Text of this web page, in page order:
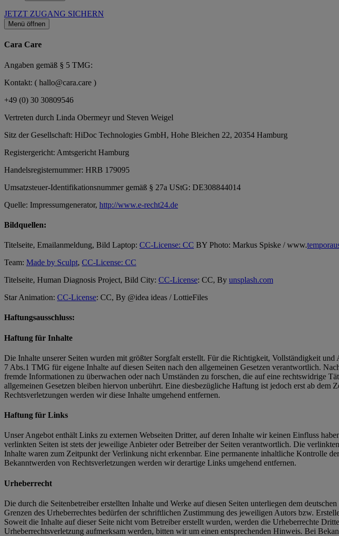
JETZT ZUGANG SICHERN
Menü öffnen
Cara Care
Angaben gemäß § 5 TMG:
Kontakt: ( hallo@cara.care )
‭+49 (0) 30 30809546
Vertreten durch Linda Obermeyr und Steven Weigel
Sitz der Gesellschaft: HiDoc Technologies GmbH, Hohe Bleichen 22, 20354 Hamburg
Registergericht: Amtsgericht Hamburg
Handelsregisternummer: HRB 179095
Umsatzsteuer-Identifikationsnummer gemäß § 27a UStG: DE308844014
Quelle: Impressumgenerator, http://www.e-recht24.de
Bildquellen:
Titelseite, Emailanmeldung, Bild Laptop: CC-License: CC BY Photo: Markus Spiske / www.
Team: Made by Sculpt, CC-License: CC
Titelseite, Human Diagnosis Project, Bild City: CC-License: CC, By unsplash.com
Star Animation: CC-License: CC, By @idea ideas / LottieFiles
Haftungsausschluss:
Haftung für Inhalte
Die Inhalte unserer Seiten wurden mit größter Sorgfalt erstellt. Für die Richtigkeit, Vollständigkeit
7 Abs.1 TMG für eigene Inhalte auf diesen Seiten nach den allgemeinen Gesetzen verantwortlich.
fremde Informationen zu überwachen oder nach Umständen zu forschen, die auf eine rechtswidrige
allgemeinen Gesetzen bleiben hiervon unberührt. Eine diesbezügliche Haftung ist jedoch erst ab
Rechtsverletzungen werden wir diese Inhalte umgehend entfernen.
Haftung für Links
Unser Angebot enthält Links zu externen Webseiten Dritter, auf deren Inhalte wir keinen Einfluss
verlinkten Seiten ist stets der jeweilige Anbieter oder Betreiber der Seiten verantwortlich. Die
Inhalte waren zum Zeitpunkt der Verlinkung nicht erkennbar. Eine permanente inhaltliche Kontrolle
Bekanntwerden von Rechtsverletzungen werden wir derartige Links umgehend entfernen.
Urheberrecht
Die durch die Seitenbetreiber erstellten Inhalte und Werke auf diesen Seiten unterliegen dem
Grenzen des Urheberrechtes bedürfen der schriftlichen Zustimmung des jeweiligen Autors bzw.
Soweit die Inhalte auf dieser Seite nicht vom Betreiber erstellt wurden, werden die Urheberrechte
Urheberrechtsverletzung aufmerksam werden, bitten wir um einen entsprechenden Hinweis. Bei